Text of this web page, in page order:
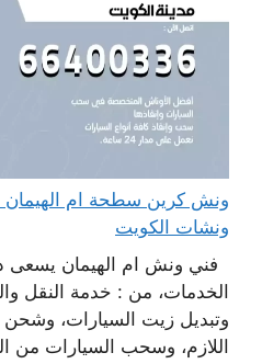
ونشات الكويت
فني ونش ام الهيمان يسعى
الخدمات، من : خدمة النقل
وتبديل زيت السيارات، وشحن
اللازم، وسحب السيارات من